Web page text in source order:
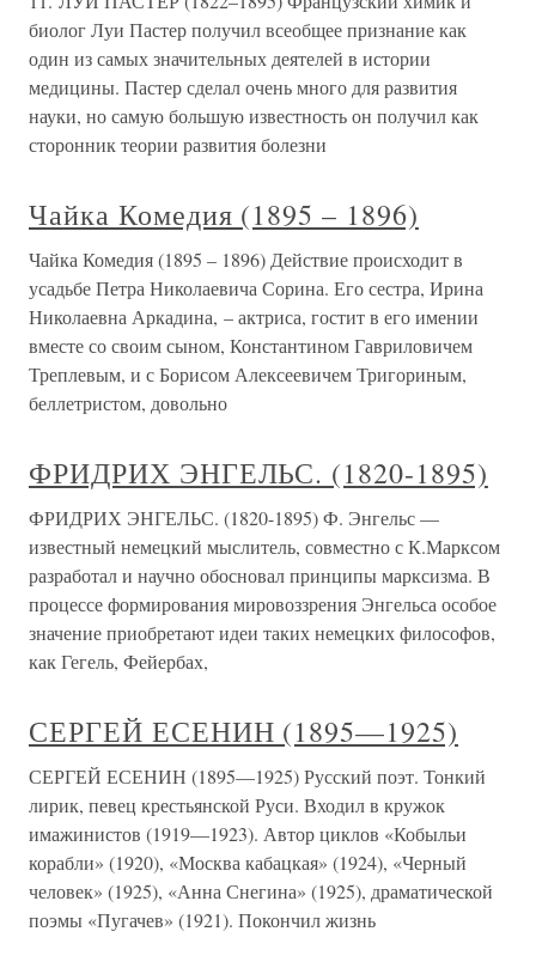
биолог Луи Пастер получил всеобщее признание как
один из самых значительных деятелей в истории
медицины. Пастер сделал очень много для развития
науки, но самую большую известность он получил как
сторонник теории развития болезни
Чайка Комедия (1895 – 1896)
Чайка Комедия (1895 – 1896) Действие происходит в
усадьбе Петра Николаевича Сорина. Его сестра, Ирина
Николаевна Аркадина, – актриса, гостит в его имении
вместе со своим сыном, Константином Гавриловичем
Треплевым, и с Борисом Алексеевичем Тригориным,
беллетристом, довольно
ФРИДРИХ ЭНГЕЛЬС. (1820-1895)
ФРИДРИХ ЭНГЕЛЬС. (1820-1895) Ф. Энгельс —
известный немецкий мыслитель, совместно с К.Марксом
разработал и научно обосновал принципы марксизма. В
процессе формирования мировоззрения Энгельса особое
значение приобретают идеи таких немецких философов,
как Гегель, Фейербах,
СЕРГЕЙ ЕСЕНИН (1895—1925)
СЕРГЕЙ ЕСЕНИН (1895—1925) Русский поэт. Тонкий
лирик, певец крестьянской Руси. Входил в кружок
имажинистов (1919—1923). Автор циклов «Кобыльи
корабли» (1920), «Москва кабацкая» (1924), «Черный
человек» (1925), «Анна Снегина» (1925), драматической
поэмы «Пугачев» (1921). Покончил жизнь